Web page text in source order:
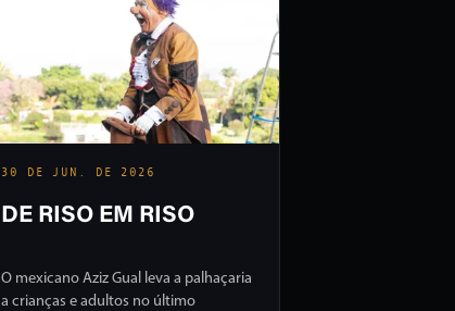
30 DE JUN. DE 2026
DE RISO EM RISO
O mexicano Aziz Gual leva a palhaçaria
a crianças e adultos no último